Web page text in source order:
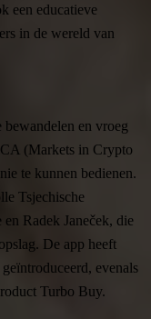
een educatieve
in de wereld van
bewandelen en vroeg
(Markets in Crypto
te kunnen bedienen.
Tsjechische
en Radek Janeček, die
De app heeft
geïntroduceerd, evenals
Turbo Buy.